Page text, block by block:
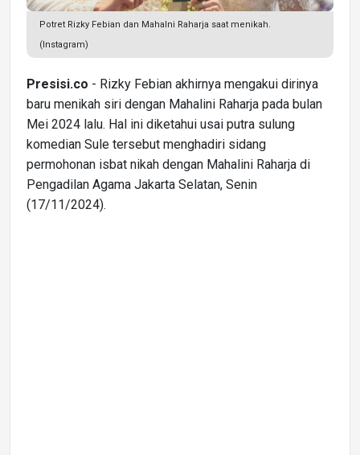
Potret Rizky Febian dan Mahalni Raharja saat menikah.
(Instagram)
Presisi.co - Rizky Febian akhirnya mengakui dirinya
baru menikah siri dengan Mahalini Raharja pada bulan
Mei 2024 lalu. Hal ini diketahui usai putra sulung
komedian Sule tersebut menghadiri sidang
permohonan isbat nikah dengan Mahalini Raharja di
Pengadilan Agama Jakarta Selatan, Senin
(17/11/2024).